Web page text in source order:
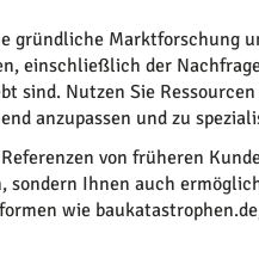
gründliche Marktforschung
einschließlich der
sind. Nutzen Sie
anzupassen und zu
von früheren
Ihnen auch
wie